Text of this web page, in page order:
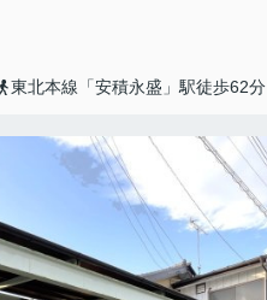
東北本線「安積永盛」駅徒歩62分